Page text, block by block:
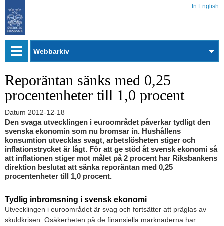
In English
Webbarkiv
Reporäntan sänks med 0,25
procentenheter till 1,0 procent
Datum 2012-12-18
Den svaga utvecklingen i euroområdet påverkar tydligt den
svenska ekonomin som nu bromsar in. Hushållens
konsumtion utvecklas svagt, arbetslösheten stiger och
inflationstrycket är lågt. För att ge stöd åt svensk ekonomi så
att inflationen stiger mot målet på 2 procent har Riksbankens
direktion beslutat att sänka reporäntan med 0,25
procentenheter till 1,0 procent.
Tydlig inbromsning i svensk ekonomi
Utvecklingen i euroområdet är svag och fortsätter att präglas av
skuldkrisen. Osäkerheten på de finansiella marknaderna har